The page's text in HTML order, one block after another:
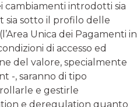
cambiamenti introdotti sia
sia sotto il profilo delle
Unica dei Pagamenti in
di accesso ed
del valore, specialmente
-, saranno di tipo
e gestirle
e deregulation quanto